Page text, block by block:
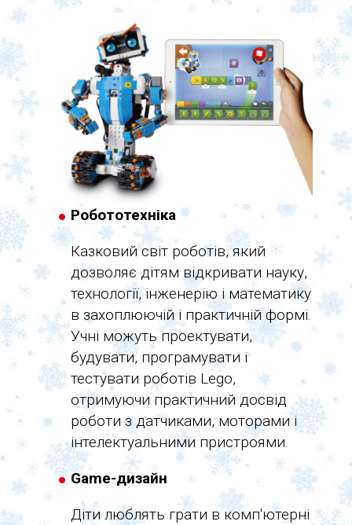
Робототехніка
Казковий світ роботів, який
дозволяє дітям відкривати науку,
технології, інженерію і математику
в захоплюючій і практичній формі.
Учні можуть проектувати,
будувати, програмувати і
тестувати роботів Lego,
отримуючи практичний досвід
роботи з датчиками, моторами і
інтелектуальними пристроями.
Game-дизайн
Діти люблять грати в комп'ютерні